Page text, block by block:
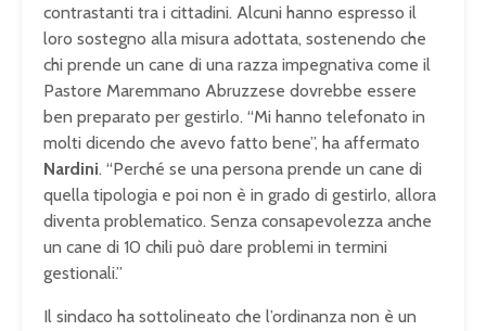
w
.
a
c
l
d
n
o
t
b
o
contrastanti tra i cittadini. Alcuni hanno espresso il
loro sostegno alla misura adottata, sostenendo che
chi prende un cane di una razza impegnativa come il
Pastore Maremmano Abruzzese dovrebbe essere
ben preparato per gestirlo. “Mi hanno telefonato in
molti dicendo che avevo fatto bene”, ha affermato
Nardini. “Perché se una persona prende un cane di
quella tipologia e poi non è in grado di gestirlo, allora
diventa problematico. Senza consapevolezza anche
un cane di 10 chili può dare problemi in termini
gestionali.”
Il sindaco ha sottolineato che l’ordinanza non è un